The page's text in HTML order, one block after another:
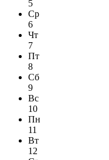
5
Ср
6
Чт
7
Пт
8
Сб
9
Вс
10
Пн
11
Вт
12